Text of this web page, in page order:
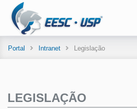
Portal Intranet Legislação
LEGISLAÇÃO